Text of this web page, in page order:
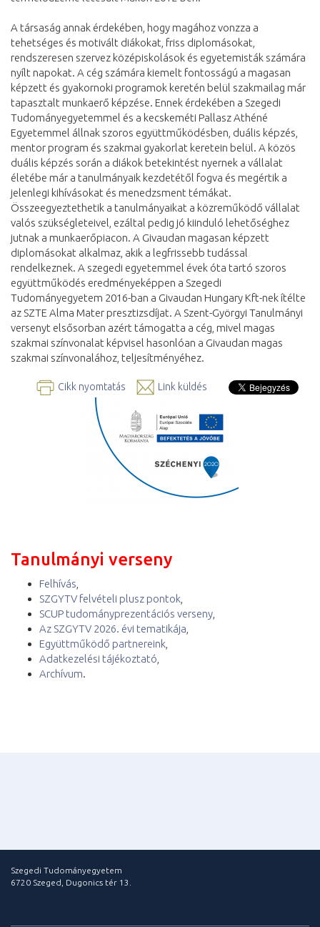
A társaság annak érdekében, hogy magához vonzza a
tehetséges és motivált diákokat, friss diplomásokat,
rendszeresen szervez középiskolások és egyetemisták számára
nyílt napokat. A cég számára kiemelt fontosságú a magasan
képzett és gyakornoki programok keretén belül szakmailag már
tapasztalt munkaerő képzése. Ennek érdekében a Szegedi
Tudományegyetemmel és a kecskeméti Pallasz Athéné
Egyetemmel állnak szoros együttműködésben, duális képzés,
mentor program és szakmai gyakorlat keretein belül. A közös
duális képzés során a diákok betekintést nyernek a vállalat
életébe már a tanulmányaik kezdetétől fogva és megértik a
jelenlegi kihívásokat és menedzsment témákat.
Összeegyeztethetik a tanulmányaikat a közreműködő vállalat
valós szükségleteivel, ezáltal pedig jó kiinduló lehetőséghez
jutnak a munkaerőpiacon. A Givaudan magasan képzett
diplomásokat alkalmaz, akik a legfrissebb tudással
rendelkeznek. A szegedi egyetemmel évek óta tartó szoros
együttműködés eredményeképpen a Szegedi
Tudományegyetem 2016-ban a Givaudan Hungary Kft-nek ítélte
az SZTE Alma Mater presztizsdíjat. A Szent-Györgyi Tanulmányi
versenyt elsősorban azért támogatta a cég, mivel magas
szakmai színvonalat képvisel hasonlóan a Givaudan magas
szakmai színvonalához, teljesítményéhez.
Cikk nyomtatás Link küldés
Tanulmányi verseny
Felhívás
SZGYTV felvételi plusz pontok
SCUP tudományprezentációs verseny
Az SZGYTV 2026. évi tematikája
Együttműködő partnereink
Adatkezelési tájékoztató
Archívum.
Szegedi Tudományegyetem
6720 Szeged, Dugonics tér 13.